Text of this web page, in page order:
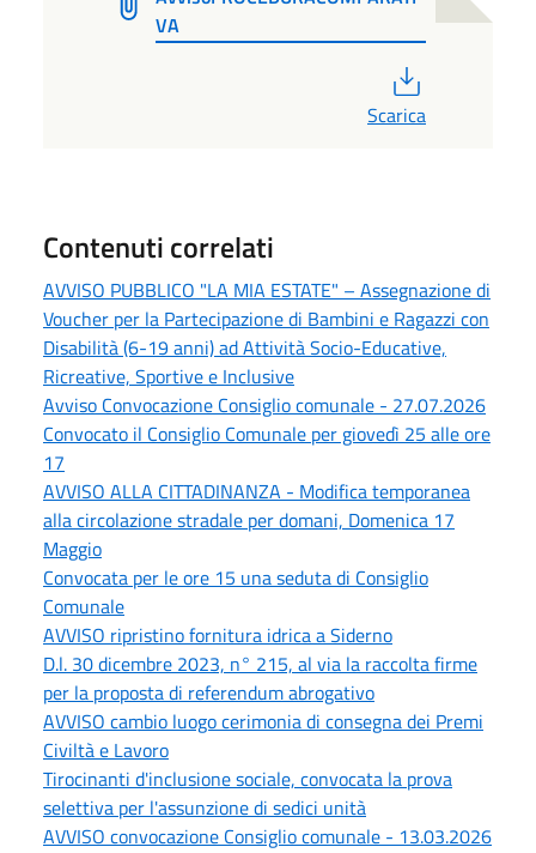
VA
Scarica
Contenuti correlati
AVVISO PUBBLICO "LA MIA ESTATE" – Assegnazione di
Voucher per la Partecipazione di Bambini e Ragazzi con
Disabilità (6-19 anni) ad Attività Socio-Educative,
Ricreative, Sportive e Inclusive
Avviso Convocazione Consiglio comunale - 27.07.2026
Convocato il Consiglio Comunale per giovedì 25 alle ore
17
AVVISO ALLA CITTADINANZA - Modifica temporanea
alla circolazione stradale per domani, Domenica 17
Maggio
Convocata per le ore 15 una seduta di Consiglio
Comunale
AVVISO ripristino fornitura idrica a Siderno
D.l. 30 dicembre 2023, n° 215, al via la raccolta firme
per la proposta di referendum abrogativo
AVVISO cambio luogo cerimonia di consegna dei Premi
Civiltà e Lavoro
Tirocinanti d'inclusione sociale, convocata la prova
selettiva per l'assunzione di sedici unità
AVVISO convocazione Consiglio comunale - 13.03.2026